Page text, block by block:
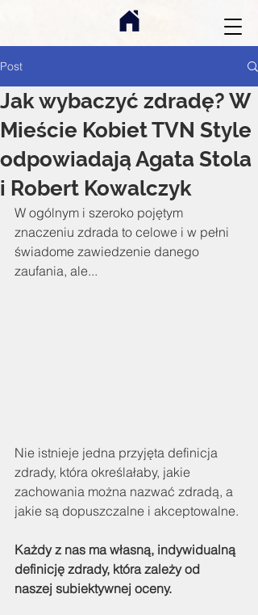
Post
Jak wybaczyć zdradę? W
Mieście Kobiet TVN Style
odpowiadają Agata Stola
i Robert Kowalczyk
W ogólnym i szeroko pojętym
znaczeniu zdrada to celowe i w pełni
świadome zawiedzenie danego
zaufania, ale...
Nie istnieje jedna przyjęta definicja
zdrady, która określałaby, jakie
zachowania można nazwać zdradą, a
jakie są dopuszczalne i akceptowalne.
Każdy z nas ma własną, indywidualną
definicję zdrady, która zależy od
naszej subiektywnej oceny.